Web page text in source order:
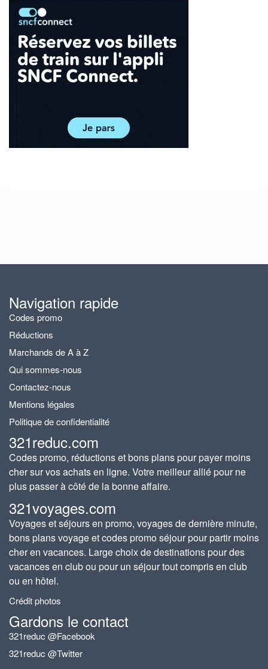
Navigation rapide
Codes promo
Réductions
Marchands de A à Z
Qui sommes-nous
Contactez-nous
Mentions légales
Politique de confidentialité
321reduc.com
Codes promo, réductions et bons plans pour payer moins
cher sur vos achats en ligne. Votre meilleur allié pour ne
plus passer à côté de la bonne affaire.
321voyages.com
Voyages et séjours en promo, voyages de dernière minute,
bons plans voyage et codes promo séjour pour partir moins
cher en vacances. Large choix de destinations pour des
vacances en club ou pour un séjour tout compris en club
ou en hôtel.
Crédit photos
Gardons le contact
321reduc @Facebook
321reduc @Twitter